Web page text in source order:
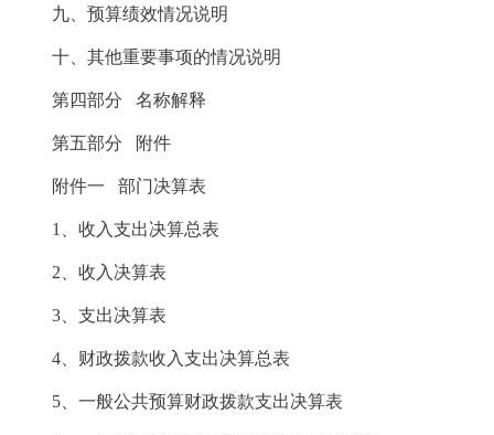
九、预算绩效情况说明
十、其他重要事项的情况说明
第四部分 名称解释
第五部分 附件
附件一 部门决算表
1、收入支出决算总表
2、收入决算表
3、支出决算表
4、财政拨款收入支出决算总表
5、一般公共预算财政拨款支出决算表